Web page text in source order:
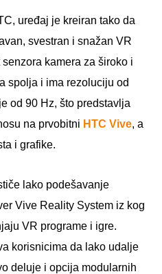
uređaj je kreiran tako da
svestran i snažan VR
kamera za široko i
spolja i ima rezoluciju od
od 90 Hz, što predstavlja
na prvobitni HTC Vive, a
i grafike.
lako podešavanje
Vive Reality System iz kog
VR programe i igre.
korisnicima da lako udalje
deluje i opcija modularnih